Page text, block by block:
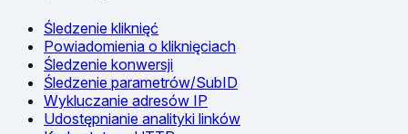
Śledzenie kliknięć
Powiadomienia o kliknięciach
Śledzenie konwersji
Śledzenie parametrów/SubID
Wykluczanie adresów IP
Udostępnianie analityki linków